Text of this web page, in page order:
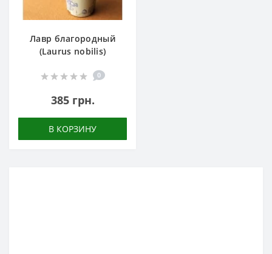
Лавр благородный
(Laurus nobilis)
0
385 грн.
В КОРЗИНУ